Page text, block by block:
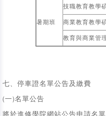
暑期班
技職教育教學
商業教育教學
教育與商業管
七、停車證名單公告及繳費
(一)名單公告
將於進修學院網站公告申請名